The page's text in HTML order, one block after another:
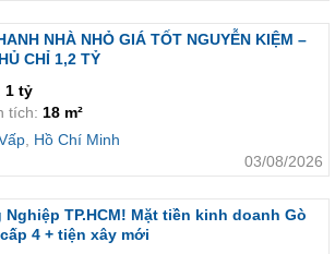
NHÀ NHỎ GIÁ TỐT NGUYỄN KIỆM –
CHỈ 1,2 TỶ
1 tỷ
tích: 18 m²
Hồ Chí Minh
03/08/2026
TP.HCM! Mặt tiền kinh doanh Gò
4 + tiện xây mới